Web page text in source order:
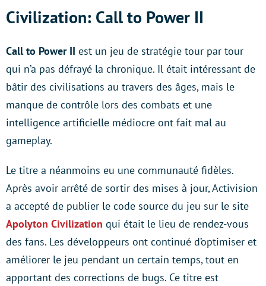
Civilization: Call to Power II
Call to Power II est un jeu de stratégie tour par tour
qui n’a pas défrayé la chronique. Il était intéressant de
bâtir des civilisations au travers des âges, mais le
manque de contrôle lors des combats et une
intelligence artificielle médiocre ont fait mal au
gameplay.
Le titre a néanmoins eu une communauté fidèles.
Après avoir arrêté de sortir des mises à jour, Activision
a accepté de publier le code source du jeu sur le site
Apolyton Civilization qui était le lieu de rendez-vous
des fans. Les développeurs ont continué d’optimiser et
améliorer le jeu pendant un certain temps, tout en
apportant des corrections de bugs. Ce titre est